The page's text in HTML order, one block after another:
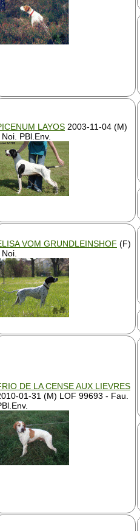
LAYOS 2003-11-04 (M)
PBl.Env.
VOM GRUNDLEINSHOF (F)
DE LA CENSE AUX LIEVRES
01-31 (M) LOF 99693 - Fau.